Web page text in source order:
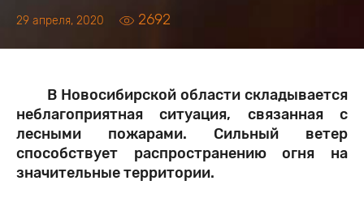
29 апреля, 2020 2692
В Новосибирской области складывается
неблагоприятная ситуация, связанная с
лесными пожарами. Сильный ветер
способствует распространению огня на
значительные территории.